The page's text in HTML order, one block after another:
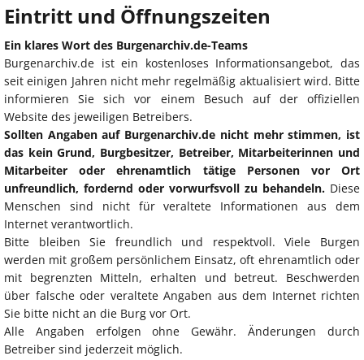
Eintritt und Öffnungszeiten
Ein klares Wort des Burgenarchiv.de-Teams
Burgenarchiv.de ist ein kostenloses Informationsangebot, das
seit einigen Jahren nicht mehr regelmäßig aktualisiert wird. Bitte
informieren Sie sich vor einem Besuch auf der offiziellen
Website des jeweiligen Betreibers.
Sollten Angaben auf Burgenarchiv.de nicht mehr stimmen, ist
das kein Grund, Burgbesitzer, Betreiber, Mitarbeiterinnen und
Mitarbeiter oder ehrenamtlich tätige Personen vor Ort
unfreundlich, fordernd oder vorwurfsvoll zu behandeln. Diese
Menschen sind nicht für veraltete Informationen aus dem
Internet verantwortlich.
Bitte bleiben Sie freundlich und respektvoll. Viele Burgen
werden mit großem persönlichem Einsatz, oft ehrenamtlich oder
mit begrenzten Mitteln, erhalten und betreut. Beschwerden
über falsche oder veraltete Angaben aus dem Internet richten
Sie bitte nicht an die Burg vor Ort.
Alle Angaben erfolgen ohne Gewähr. Änderungen durch
Betreiber sind jederzeit möglich.